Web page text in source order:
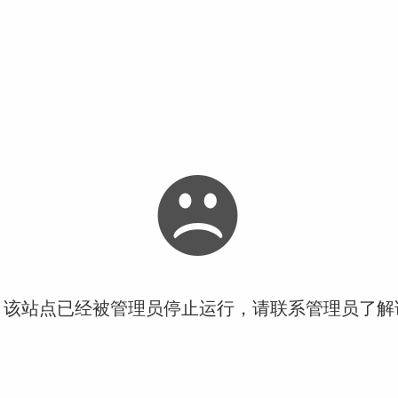
站点已经被管理员停止运行，请联系管理员了